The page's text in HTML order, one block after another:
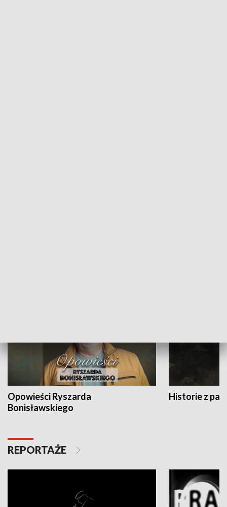
Opowieści Ryszarda
Bonisławskiego
Historie z
REPORTAŻE